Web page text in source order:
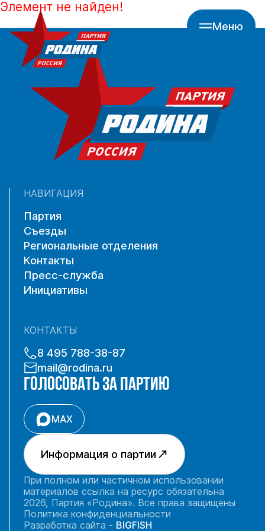
Меню
Элемент не найден!
НАВИГАЦИЯ
Партия
Съезды
Региональные отделения
Контакты
Пресс-служба
Инициативы
КОНТАКТЫ
8 495 788-38-87
mail@rodina.ru
ГОЛОСОВАТЬ ЗА ПАРТИЮ
MAX
Информация о партии
При полном или частичном использовании
материалов ссылка на ресурс обязательна
2026, Партия «Родина». Все права защищены
Политика конфиденциальности
Разработка сайта - BIGFISH